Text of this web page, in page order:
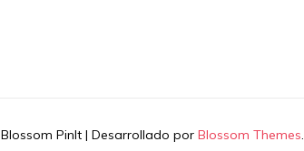
Blossom PinIt | Desarrollado por Blossom Themes.